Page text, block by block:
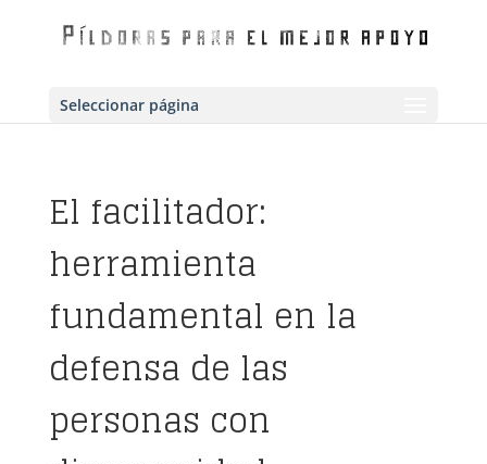
Seleccionar página
El facilitador:
herramienta
fundamental en la
defensa de las
personas con